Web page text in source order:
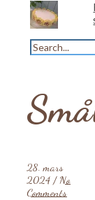
28. mars
2024 / No
Comments